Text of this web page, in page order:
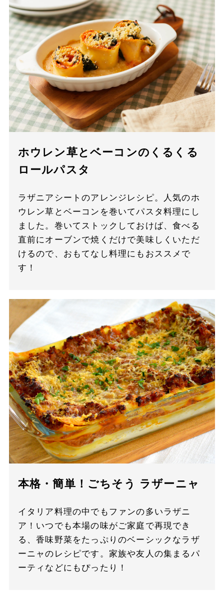
ホウレン草とベーコンのくるくる
ロールパスタ
ラザニアシートのアレンジレシピ。人気のホ
ウレン草とベーコンを巻いてパスタ料理にし
ました。巻いてストックしておけば、食べる
直前にオーブンで焼くだけで美味しくいただ
けるので、おもてなし料理にもおススメで
す！
本格・簡単！ごちそう ラザーニャ
イタリア料理の中でもファンの多いラザニ
ア！いつでも本場の味がご家庭で再現でき
る、香味野菜をたっぷりのベーシックなラザ
ーニャのレシピです。家族や友人の集まるパ
ーティなどにもぴったり！